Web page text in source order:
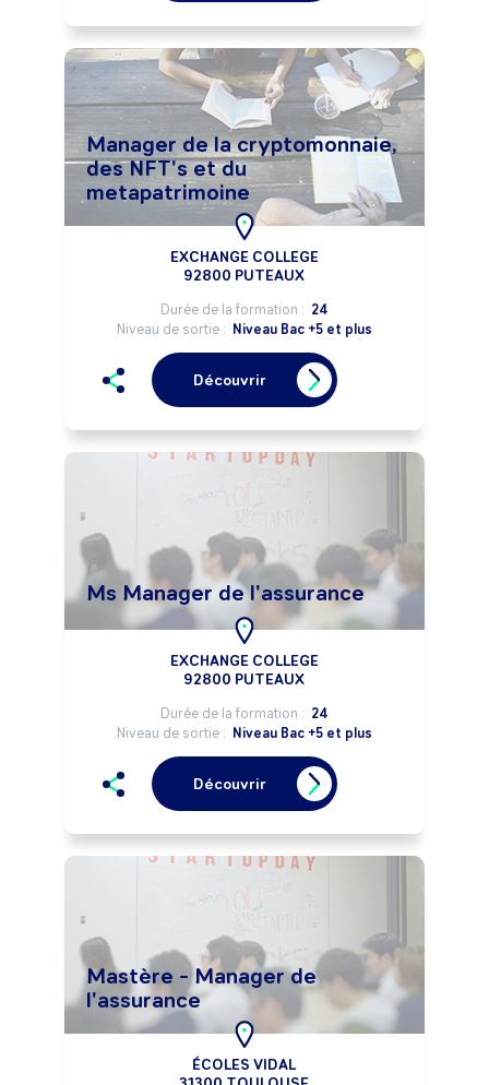
Manager de la cryptomonnaie,
des NFT's et du
metapatrimoine
EXCHANGE COLLEGE
92800 PUTEAUX
Durée de la formation : 24
Niveau de sortie : Niveau Bac +5 et plus
Découvrir
Ms Manager de l'assurance
EXCHANGE COLLEGE
92800 PUTEAUX
Durée de la formation : 24
Niveau de sortie : Niveau Bac +5 et plus
Découvrir
Mastère - Manager de
l'assurance
ÉCOLES VIDAL